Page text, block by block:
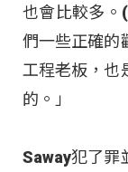
也會比較多。
們一些正確的
工程老板，也
的。」
Saway犯了罪